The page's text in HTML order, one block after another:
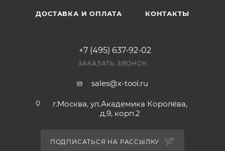
ДОСТАВКА И ОПЛАТА КОНТАКТЫ
+7 (495) 637-92-02
ЗАКАЗАТЬ ЗВОНОК
sales@x-tool.ru
г.Москва, ул.Академика Королёва,
д.9, корп.2
ПОДПИСАТЬСЯ НА РАССЫЛКУ